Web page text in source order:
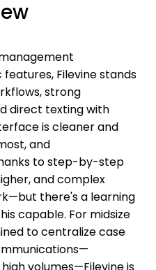
Filevine stands
strong
direct texting with
is cleaner and
and
to step-by-step
and complex
there's a learning
capable. For midsize
to centralize case
volumes—Filevine is